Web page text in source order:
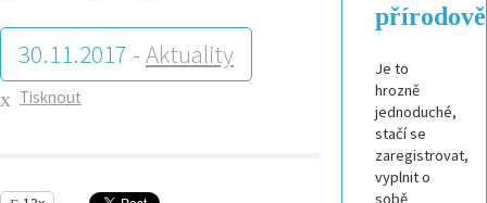
30.11.2017 - Aktuality
Tisknout
Je to
hrozně
jednoduché,
stačí se
zaregistrovat,
vyplnit o
sobě